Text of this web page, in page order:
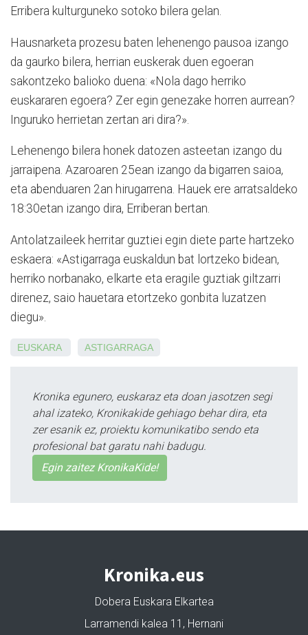
Erribera kulturguneko sotoko bilera gelan.
Hausnarketa prozesu baten lehenengo pausoa izango
da gaurko bilera, herrian euskerak duen egoeran
sakontzeko balioko duena: «Nola dago herriko
euskararen egoera? Zer egin genezake horren aurrean?
Inguruko herrietan zertan ari dira?».
Lehenengo bilera honek datozen asteetan izango du
jarraipena. Azaroaren 25ean izango da bigarren saioa,
eta abenduaren 2an hirugarrena. Hauek ere arratsaldeko
18:30etan izango dira, Erriberan bertan.
Antolatzaileek herritar guztiei egin diete parte hartzeko
eskaera: «Astigarraga euskaldun bat lortzeko bidean,
herriko norbanako, elkarte eta eragile guztiak giltzarri
direnez, saio hauetara etortzeko gonbita luzatzen
diegu».
EUSKARA ASTIGARRAGA
Kronika egunero, euskaraz eta doan jasotzen segi
ahal izateko, Kronikakide gehiago behar dira, eta
zer esanik ez, proiektu komunikatibo sendo eta
profesional bat garatu nahi badugu.
Egin zaitez KronikaKide!
Kronika.eus
Dobera Euskara Elkartea
Larramendi kalea 11, Hernani